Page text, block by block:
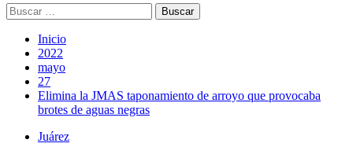
Buscar:
Inicio
2022
mayo
27
Elimina la JMAS taponamiento de arroyo que provocaba
brotes de aguas negras
Juárez